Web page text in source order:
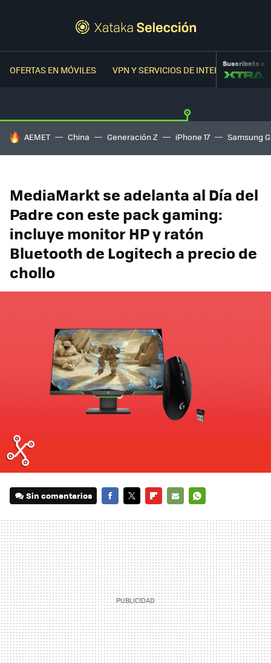
OFERTAS EN MÓVILES VPN Y SERVICIOS DE INTERNETSuscríbete a
HOY SE HABLA DE
AEMET China Generación Z iPhone 17 Samsung
MediaMarkt se adelanta al Día del
Padre con este pack gaming:
incluye monitor HP y ratón
Bluetooth de Logitech a precio de
chollo
Sin comentarios
MAIL